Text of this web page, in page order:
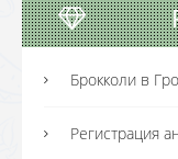
Брокколи в
Регистрация